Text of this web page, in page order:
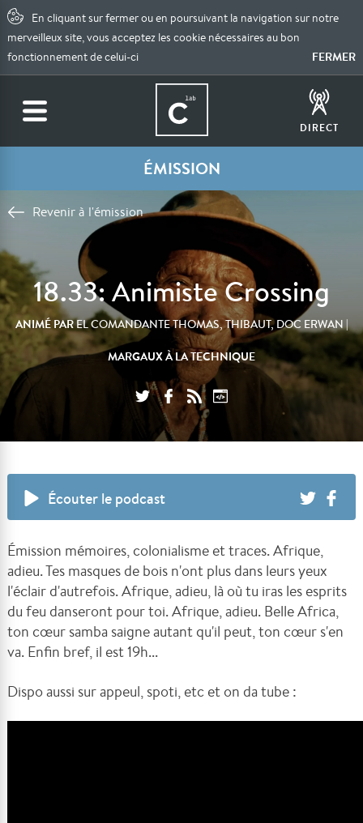
En cliquant sur fermer ou en poursuivant la navigation sur notre
merveilleux site, vous acceptez les cookie nécessaires au bon
fonctionnement de celui-ci
FERMER
DIRECT
ÉMISSION
Revenir à l'émission
18.33: Animiste Crossing
ANIMÉ PAREL COMANDANTE THOMAS, THIBAUT, DOC ERWAN|
MARGAUX À LA TECHNIQUE
Écouter le podcast
Émission mémoires, colonialisme et traces. Afrique,
adieu. Tes masques de bois n'ont plus dans leurs yeux
l'éclair d'autrefois. Afrique, adieu, là où tu iras les esprits
du feu danseront pour toi. Afrique, adieu. Belle Africa,
ton cœur samba saigne autant qu'il peut, ton cœur s'en
va. Enfin bref, il est 19h...
Dispo aussi sur appeul, spoti, etc et on da tube :